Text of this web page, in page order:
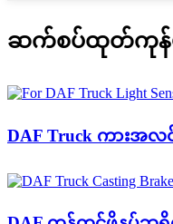
ဆက်စပ်ထုတ်ကုန်မ
DAF Truck ကားအလ